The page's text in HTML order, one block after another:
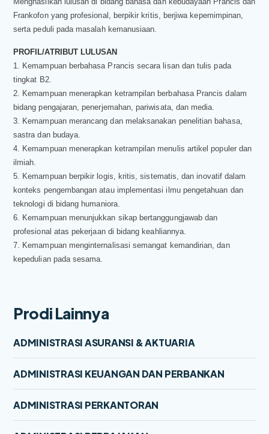
Frankofon yang profesional, berpikir kritis, berjiwa kepemimpinan,
serta peduli pada masalah kemanusiaan.
PROFIL/ATRIBUT LULUSAN
1. Kemampuan berbahasa Prancis secara lisan dan tulis pada
tingkat B2.
2. Kemampuan menerapkan ketrampilan berbahasa Prancis dalam
bidang pengajaran, penerjemahan, pariwisata, dan media.
3. Kemampuan merancang dan melaksanakan penelitian bahasa,
sastra dan budaya.
4. Kemampuan menerapkan ketrampilan menulis artikel populer dan
ilmiah.
5. Kemampuan berpikir logis, kritis, sistematis, dan inovatif dalam
konteks pengembangan atau implementasi ilmu pengetahuan dan
teknologi di bidang humaniora.
6. Kemampuan menunjukkan sikap bertanggungjawab dan
profesional atas pekerjaan di bidang keahliannya.
7. Kemampuan menginternalisasi semangat kemandirian, dan
kepedulian pada sesama.
Prodi Lainnya
ADMINISTRASI ASURANSI & AKTUARIA
ADMINISTRASI KEUANGAN DAN PERBANKAN
ADMINISTRASI PERKANTORAN